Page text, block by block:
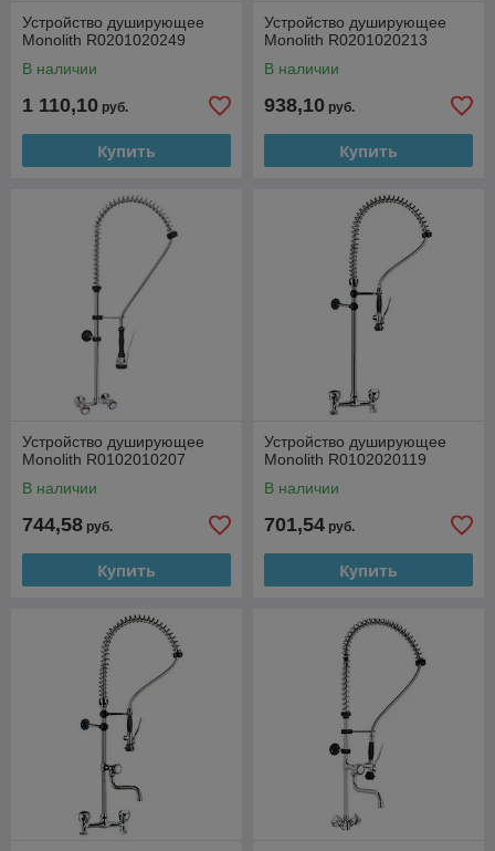
Устройство душирующее
Monolith R0201020249
В наличии
1 110,10 руб.
Купить
Устройство душирующее
Monolith R0201020213
В наличии
938,10 руб.
Купить
Устройство душирующее
Monolith R0102010207
В наличии
744,58 руб.
Купить
Устройство душирующее
Monolith R0102020119
В наличии
701,54 руб.
Купить